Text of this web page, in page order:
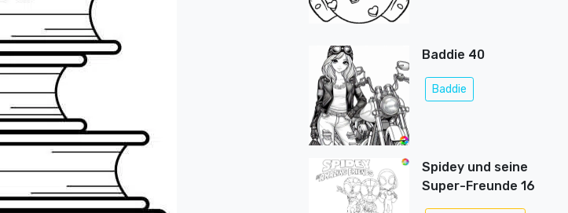
Baddie 40
Baddie
Spidey und seine
Super-Freunde 16